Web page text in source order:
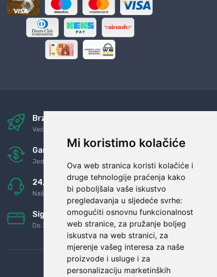
Mi koristimo kolačiće
Ova web stranica koristi kolačiće i
druge tehnologije praćenja kako
bi poboljšala vaše iskustvo
pregledavanja u sljedeće svrhe:
omogućiti osnovnu funkcionalnost
web stranice, za pružanje boljeg
iskustva na web stranici, za
mjerenje vašeg interesa za naše
proizvode i usluge i za
personalizaciju marketinških
Brza i sigurna dostava
Već za nekoliko dana kod vas
Garancija u povrat novaca
Jednostavno pravilo: Roba za novac
24/7 odlična podrška
Naši agenti uvijek na raspolaganju
Sigurno obročno plaćanje
Do 24 rata bez kamata